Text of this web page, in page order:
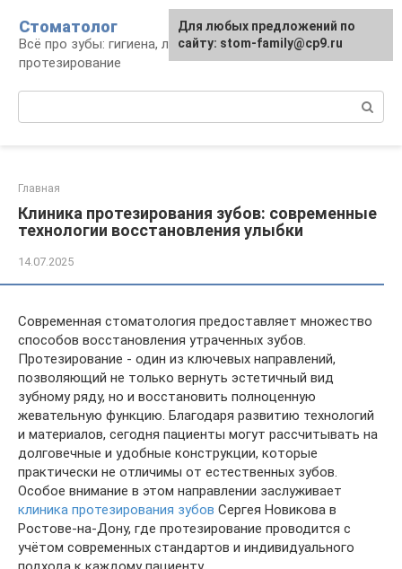
контенту
Стоматолог
Всё про зубы: гигиена, лечение,
протезирование
Главная
Клиника протезирования зубов: современные
технологии восстановления улыбки
14.07.2025
Современная стоматология предоставляет множество
способов восстановления утраченных зубов.
Протезирование - один из ключевых направлений,
позволяющий не только вернуть эстетичный вид
зубному ряду, но и восстановить полноценную
жевательную функцию. Благодаря развитию технологий
и материалов, сегодня пациенты могут рассчитывать на
долговечные и удобные конструкции, которые
практически не отличимы от естественных зубов.
Особое внимание в этом направлении заслуживает
клиника протезирования зубов Сергея Новикова в
Ростове-на-Дону, где протезирование проводится с
учётом современных стандартов и индивидуального
Для любых предложений по
сайту: stom-family@cp9.ru